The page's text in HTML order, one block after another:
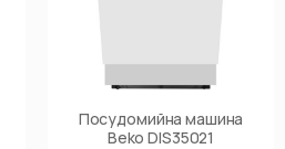
Посудомийна машина
Beko DIS35021